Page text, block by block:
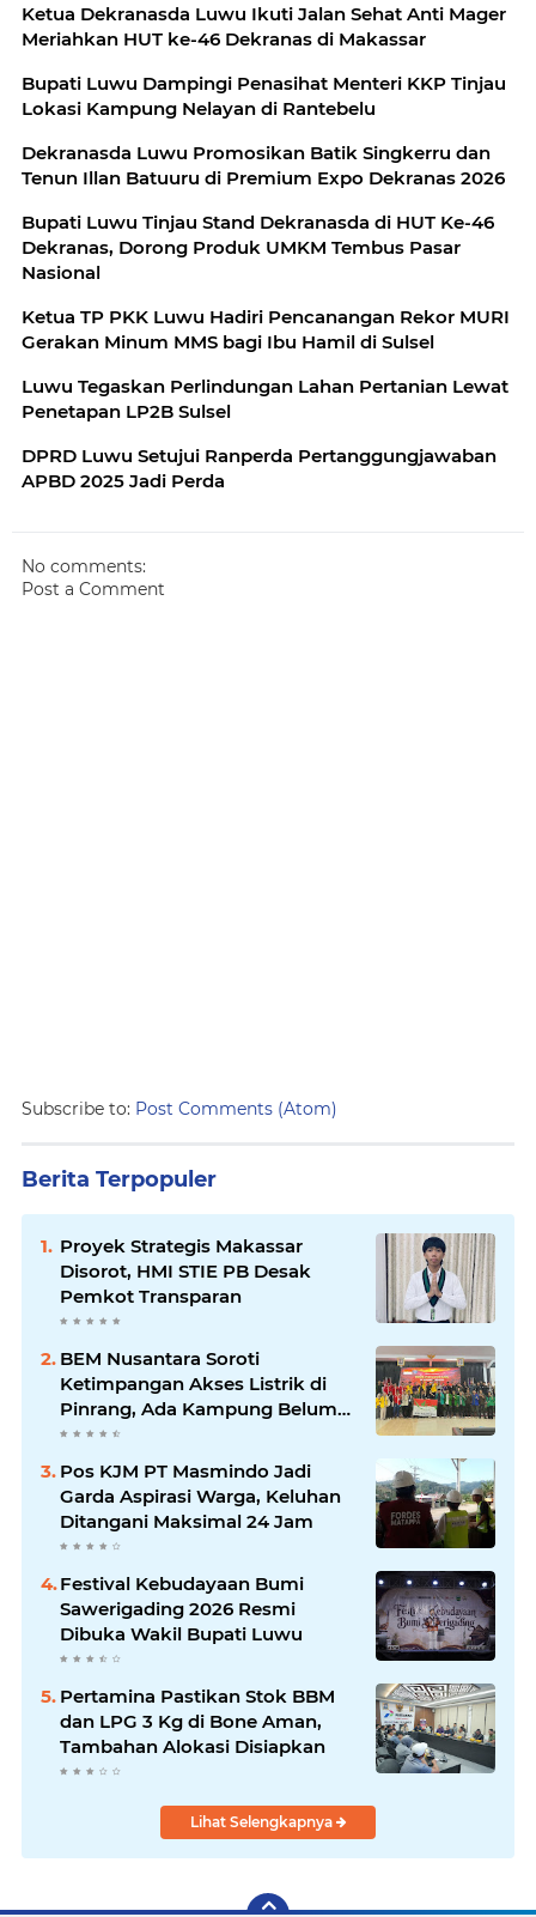
Ketua Dekranasda Luwu Ikuti Jalan Sehat Anti Mager
Meriahkan HUT ke-46 Dekranas di Makassar
Bupati Luwu Dampingi Penasihat Menteri KKP Tinjau
Lokasi Kampung Nelayan di Rantebelu
Dekranasda Luwu Promosikan Batik Singkerru dan
Tenun Illan Batuuru di Premium Expo Dekranas 2026
Bupati Luwu Tinjau Stand Dekranasda di HUT Ke-46
Dekranas, Dorong Produk UMKM Tembus Pasar
Nasional
Ketua TP PKK Luwu Hadiri Pencanangan Rekor MURI
Gerakan Minum MMS bagi Ibu Hamil di Sulsel
Luwu Tegaskan Perlindungan Lahan Pertanian Lewat
Penetapan LP2B Sulsel
DPRD Luwu Setujui Ranperda Pertanggungjawaban
APBD 2025 Jadi Perda
No comments:
Post a Comment
Subscribe to: Post Comments (Atom)
Berita Terpopuler
Proyek Strategis Makassar
Disorot, HMI STIE PB Desak
Pemkot Transparan
BEM Nusantara Soroti
Ketimpangan Akses Listrik di
Pinrang, Ada Kampung Belum
Terlayani
Pos KJM PT Masmindo Jadi
Garda Aspirasi Warga, Keluhan
Ditangani Maksimal 24 Jam
Festival Kebudayaan Bumi
Sawerigading 2026 Resmi
Dibuka Wakil Bupati Luwu
Pertamina Pastikan Stok BBM
dan LPG 3 Kg di Bone Aman,
Tambahan Alokasi Disiapkan
Lihat Selengkapnya